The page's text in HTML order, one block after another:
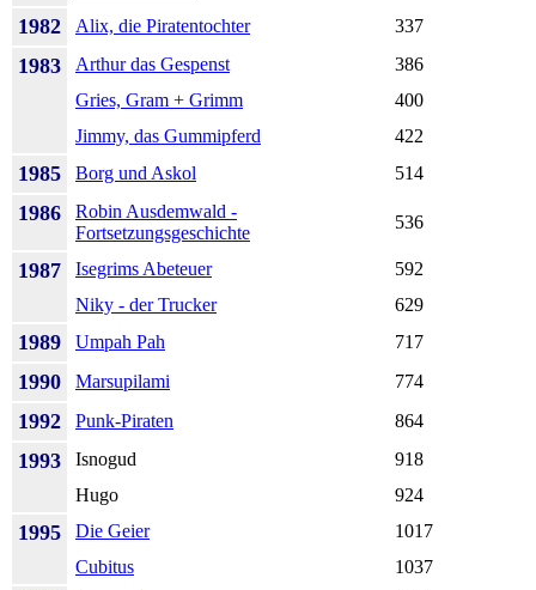
1982 Alix, die Piratentochter 337
1983 Arthur das Gespenst
386
Gries, Gram + Grimm
400
Jimmy, das Gummipferd
422
1985 Borg und Askol 514
1986
Robin Ausdemwald -
Fortsetzungsgeschichte
536
1987 Isegrims Abeteuer
592
Niky - der Trucker
629
1989 Umpah Pah 717
1990 Marsupilami 774
1992 Punk-Piraten 864
1993 Isnogud
918
Hugo
924
1995 Die Geier
1017
Cubitus
1037